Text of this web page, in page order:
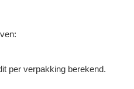
per verpakking berekend.